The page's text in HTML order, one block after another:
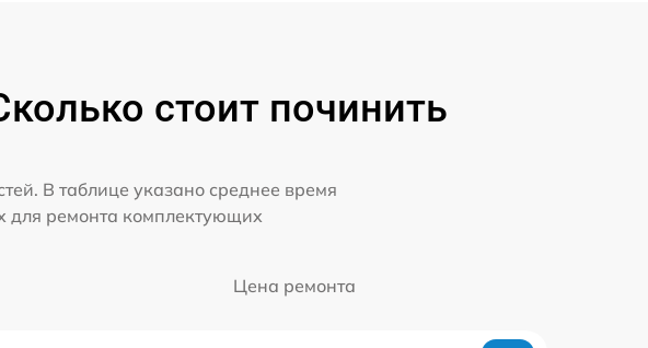
стоит починить
В таблице указано среднее время
для ремонта комплектующих
Цена ремонта